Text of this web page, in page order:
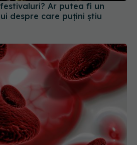
Ar putea fi un
despre care puțini știu